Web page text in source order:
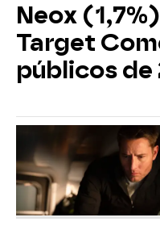
Neox
Target
públicos de